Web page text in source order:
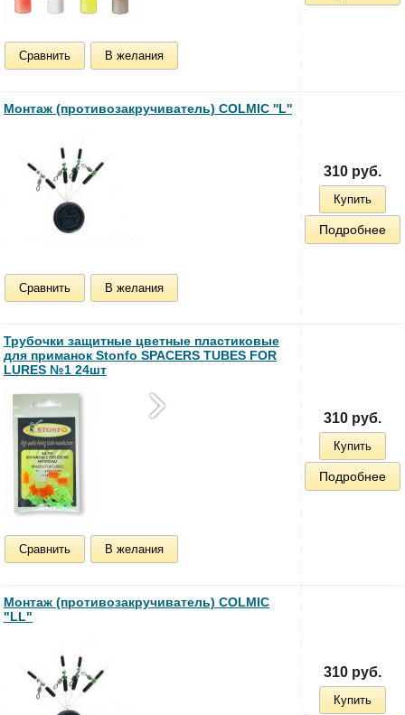
Сравнить В желания
Монтаж (противозакручиватель) COLMIC ''L''
Сравнить В желания
310 руб.
Купить
Подробнее
Трубочки защитные цветные пластиковые
для приманок Stonfo SPACERS TUBES FOR
LURES №1 24шт
Сравнить В желания
310 руб.
Купить
Подробнее
Монтаж (противозакручиватель) COLMIC
"LL"
310 руб.
Купить